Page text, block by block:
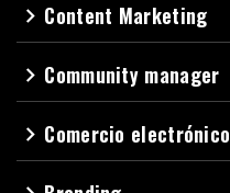
navigate_next Content Marketing
navigate_next Community manager
navigate_next Comercio electrónico